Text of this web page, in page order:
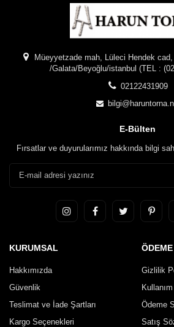
Müeyyetzade mah, Lüleci Hendek
/Galata/Beyoğlu/istanbul (TEL :
02122431909
E-Bülten
Fırsatlar ve duyurularımız hakkında bilgi
KURUMSAL
Hakkımızda
Güvenlik
Teslimat ve İade Şartları
Kargo Seçenekleri
ÖDEME
Gizlilik
Ödeme
Satış